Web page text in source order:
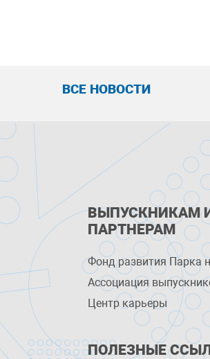
ВСЕ НОВОСТИ
ВЫПУСКНИКАМ
ПАРТНЕРАМ
Фонд развития Парка
Ассоциация
Центр карьеры
ПОЛЕЗНЫЕ